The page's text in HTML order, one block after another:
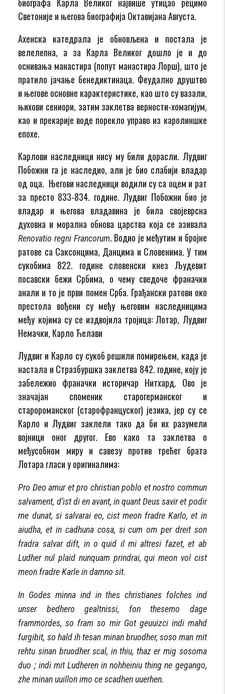
Светоније и његова биографија Октавијана Августа.
Ахенска катедрала је обновљена и постала је
велелепна, а за Карла Великог дошло је и до
оснивања манастира (попут манастира Лорш), што је
пратило јачање бенедиктинаца. Феудално друштво
и његове основне карактеристике, као што су вазали,
њихови сениори, затим заклетва верности-хомагијум,
као и прекарије воде порекло управо из каролиншке
епохе.
Карлови наследници нису му били дорасли. Лудвиг
Побожни га је наследио, али је био слабији владар
од оца. Његови наследници водили су са оцем и рат
за престо 833-834. године. Лудвиг Побожни био је
владар и његова владавина је била својеврсна
духовна и морална обнова царства која се азивала
Renovatio regni Francorum. Водио је међутим и бројне
ратове са Саксонцима, Данцима и Словенима. У тим
сукобима 822. године словенски кнез Људевит
посавски бежи Србима, о чему сведоче франачки
анали и то је први помен Срба. Грађански ратови око
престола вођени су међу његовим наследницима
међу којима су се издвојила тројица: Лотар, Лудвиг
Немачки, Карло Ћелави
Лудвиг и Карло су сукоб решили помирењем, када је
настала и Стразбуршка заклетва 842. године, коју је
забележио франачки историчар Нитхард. Ово је
значајан споменик старогерманског и
старороманског (старофранцуског) језика, јер су се
Карло и Лудвиг заклели тако да би их разумели
војници оног другог. Ево како та заклетва о
међусобном миру и савезу против трећег брата
Лотара гласи у оригиналима:
Pro Deo amur et pro christian poblo et nostro commun
salvament, d’ist di en avant, in quant Deus savir et podir
me dunat, si salvarai eo, cist meon fradre Karlo, et in
aiudha, et in cadhuna cosa, si cum om per dreit son
fradra salvar dift, in o quid il mi altresi fazet, et ab
Ludher nul plaid nunquam prindrai, qui meon vol cist
meon fradre Karle in damno sit.
In Godes minna ind in thes christianes folches ind
unser bedhero gealtnissi, fon thesemo dage
frammordes, so fram so mir Got geuuizci indi mahd
furgibit, so hald ih tesan minan bruodher, soso man mit
rehtu sinan bruodher scal, in thiu, thaz er mig sosoma
duo ; indi mit Ludheren in nohheiniu thing ne gegango,
zhe minan uuillon imo ce scadhen uuerhen.